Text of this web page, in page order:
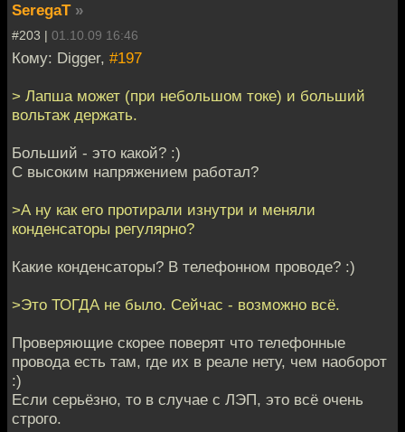
SeregaT »
#203 | 01.10.09 16:46
Кому: Digger, #197
> Лапша может (при небольшом токе) и больший
вольтаж держать.
Больший - это какой? :)
С высоким напряжением работал?
>А ну как его протирали изнутри и меняли
конденсаторы регулярно?
Какие конденсаторы? В телефонном проводе? :)
>Это ТОГДА не было. Сейчас - возможно всё.
Проверяющие скорее поверят что телефонные
провода есть там, где их в реале нету, чем наоборот
:)
Если серьёзно, то в случае с ЛЭП, это всё очень
строго.